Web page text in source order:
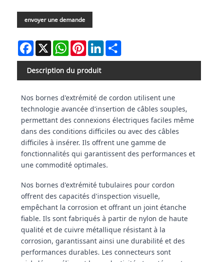
envoyer une demande
Facebook
X WhatsAppPinterestLinkedIn
Description du produit
Nos bornes d'extrémité de cordon utilisent une
technologie avancée d'insertion de câbles souples,
permettant des connexions électriques faciles même
dans des conditions difficiles ou avec des câbles
difficiles à insérer. Ils offrent une gamme de
fonctionnalités qui garantissent des performances et
une commodité optimales.
Nos bornes d'extrémité tubulaires pour cordon
offrent des capacités d'inspection visuelle,
empêchant la corrosion et offrant un joint étanche
fiable. Ils sont fabriqués à partir de nylon de haute
qualité et de cuivre métallique résistant à la
corrosion, garantissant ainsi une durabilité et des
performances durables. Les connecteurs sont